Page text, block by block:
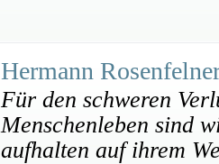
Hermann
Für den schweren
Menschenleben sind
aufhalten auf ihrem